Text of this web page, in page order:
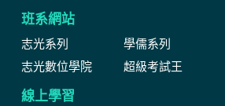
班系網站
志光系列 學儒系列
志光數位學院
超級考試王
線上學習